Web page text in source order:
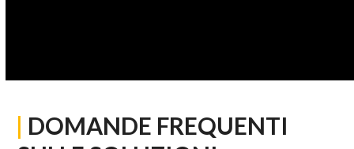
| DOMANDE FREQUENTI